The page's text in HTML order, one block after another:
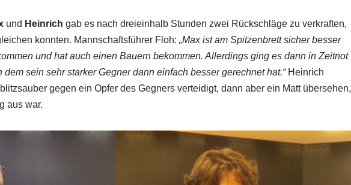
und Heinrich gab es nach dreieinhalb Stunden zwei Rückschläge zu verkraften,
konnten. Mannschaftsführer Floh: „Max ist am Spitzenbrett sicher besser
und hat auch einen Bauern bekommen. Allerdings ging es dann in Zeitnot
sein sehr starker Gegner dann einfach besser gerechnet hat.“Heinrich
gegen ein Opfer des Gegners verteidigt, dann aber ein Matt übersehen,
aus war.